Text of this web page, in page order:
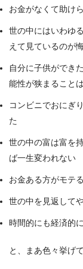
お金がなくて助け
世の中にはいわゆ
えて見ているのが
自分に子供ができ
能性が狭まること
コンビニでおにぎ
た
世の中の富は富を
ば一生変われない
お金ある方がモテ
世の中を見返して
時間的にも経済的
と、まあ色々挙げ